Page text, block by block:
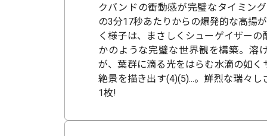
クバンドの衝動感が完璧なタイミン
の3分17秒あたりからの爆発的な高揚
く様子は、まさしくシューゲイザー
かのような完璧な世界観を構築。溶
が、葉群に滴る光をはらむ水滴の如く
絶景を描き出す(4)(5)...。鮮烈な瑞々
1枚!